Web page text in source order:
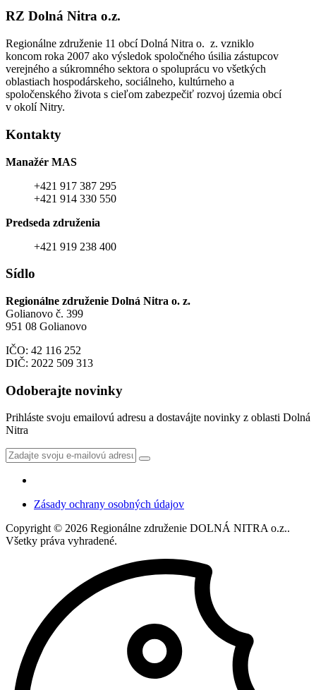
RZ Dolná Nitra o.z.
Regionálne združenie 11 obcí Dolná Nitra o. z. vzniklo
koncom roka 2007 ako výsledok spoločného úsilia zástupcov
verejného a súkromného sektora o spoluprácu vo všetkých
oblastiach hospodárskeho, sociálneho, kultúrneho a
spoločenského života s cieľom zabezpečiť rozvoj územia obcí
v okolí Nitry.
Kontakty
Manažér MAS
+421 917 387 295
+421 914 330 550
Predseda združenia
+421 919 238 400
Sídlo
Regionálne združenie Dolná Nitra o. z.
Golianovo č. 399
951 08 Golianovo
IČO: 42 116 252
DIČ: 2022 509 313
Odoberajte novinky
Prihláste svoju emailovú adresu a dostavájte novinky z oblasti Dolná
Nitra
Zásady ochrany osobných údajov
Copyright© 2026 Regionálne združenie DOLNÁ NITRA o.z..
Všetky práva vyhradené.